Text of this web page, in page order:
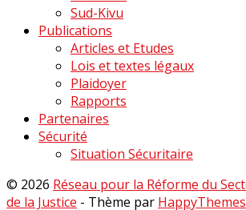
Sud-Kivu
Publications
Articles et Etudes
Lois et textes légaux
Plaidoyer
Rapports
Partenaires
Sécurité
Situation Sécuritaire
© 2026 Réseau pour la Réforme du
de la Justice - Thème par HappyThemes